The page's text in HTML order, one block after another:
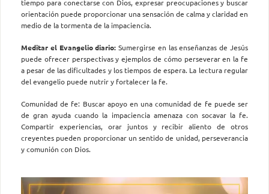
tiempo para conectarse con Dios, expresar preocupaciones y buscar
orientación puede proporcionar una sensación de calma y claridad en
medio de la tormenta de la impaciencia.
Meditar el Evangelio diario: Sumergirse en las enseñanzas de Jesús
puede ofrecer perspectivas y ejemplos de cómo perseverar en la fe
a pesar de las dificultades y los tiempos de espera. La lectura regular
del evangelio puede nutrir y fortalecer la fe.
Comunidad de fe: Buscar apoyo en una comunidad de fe puede ser
de gran ayuda cuando la impaciencia amenaza con socavar la fe.
Compartir experiencias, orar juntos y recibir aliento de otros
creyentes pueden proporcionar un sentido de unidad, perseverancia
y comunión con Dios.